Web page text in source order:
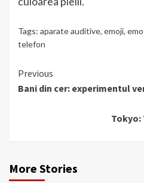
Tags: aparate auditive, emoji,
telefon
Continue
Reading
Previous
Bani din cer: experimentul
Tokyo:
More Stories